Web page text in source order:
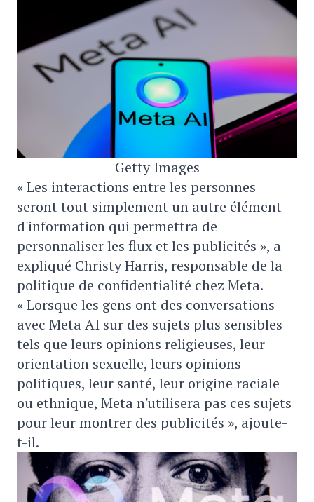
Getty Images
« Les interactions entre les personnes
seront tout simplement un autre élément
d'information qui permettra de
personnaliser les flux et les publicités », a
expliqué Christy Harris, responsable de la
politique de confidentialité chez Meta.
« Lorsque les gens ont des conversations
avec Meta AI sur des sujets plus sensibles
tels que leurs opinions religieuses, leur
orientation sexuelle, leurs opinions
politiques, leur santé, leur origine raciale
ou ethnique, Meta n'utilisera pas ces sujets
pour leur montrer des publicités », ajoute-
t-il.